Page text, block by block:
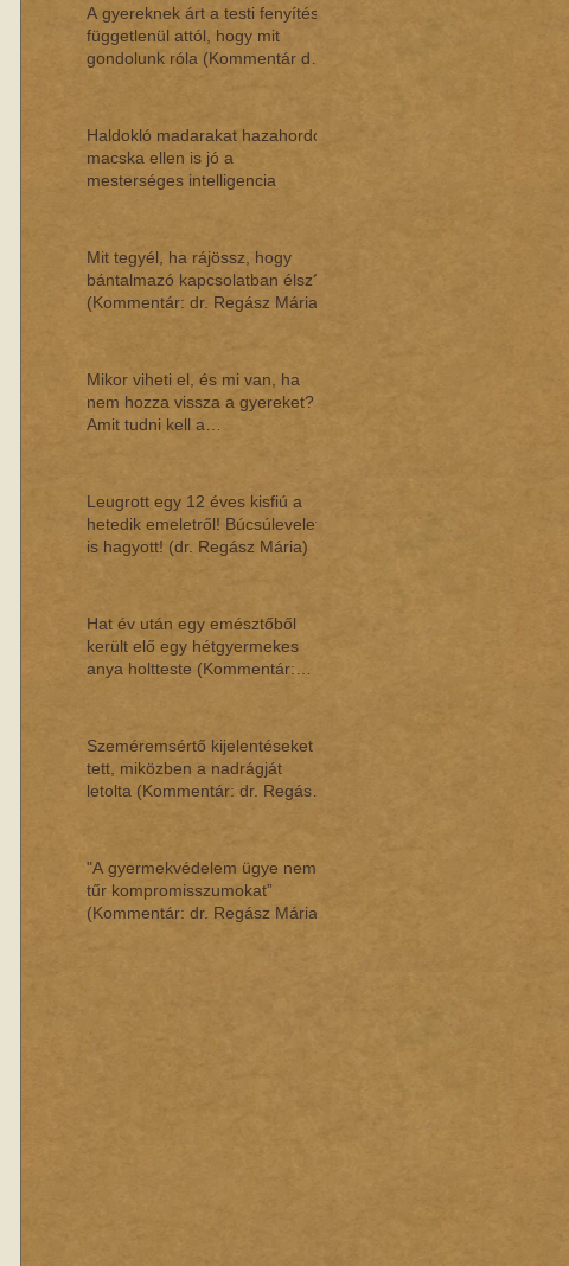
A gyereknek árt a testi fenyítés,
függetlenül attól, hogy mit
gondolunk róla (Kommentár dr.
Haldokló madarakat hazahordó
macska ellen is jó a
mesterséges intelligencia
Mit tegyél, ha rájössz, hogy
bántalmazó kapcsolatban élsz?
(Kommentár: dr. Regász Mária)
Mikor viheti el, és mi van, ha
nem hozza vissza a gyereket?
Amit tudni kell a
Leugrott egy 12 éves kisfiú a
hetedik emeletről! Búcsúlevelet
is hagyott! (dr. Regász Mária)
Hat év után egy emésztőből
került elő egy hétgyermekes
anya holtteste (Kommentár:
Szeméremsértő kijelentéseket
tett, miközben a nadrágját
letolta (Kommentár: dr. Regász
"A gyermekvédelem ügye nem
tűr kompromisszumokat”
(Kommentár: dr. Regász Mária)